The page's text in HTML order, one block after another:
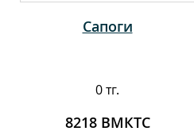
Сапоги
0 тг.
8218 ВМКТС